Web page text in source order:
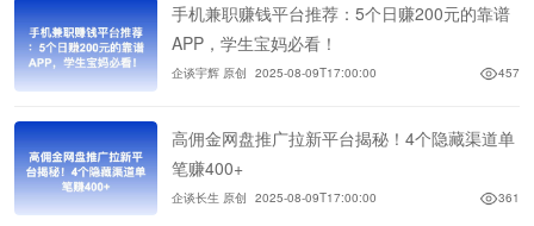
手机兼职赚钱平台推荐：5个日赚200元的靠谱
APP，学生宝妈必看！
企谈宇辉 原创 2025-08-09T17:00:00 457
高佣金网盘推广拉新平台揭秘！4个隐藏渠道单
笔赚400+
企谈长生 原创 2025-08-09T17:00:00 361